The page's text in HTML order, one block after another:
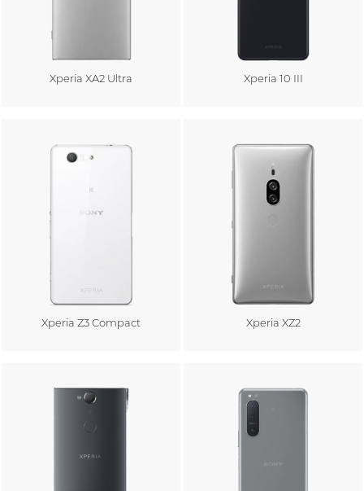
Xperia XA2 Ultra Xperia 10 III
Xperia Z3 Compact Xperia XZ2